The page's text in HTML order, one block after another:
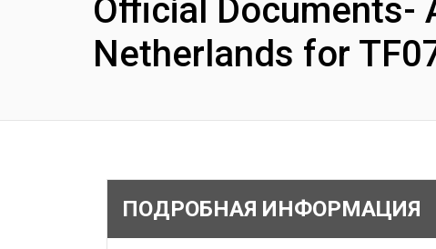
Official Documents-
Netherlands for
ПОДРОБНАЯ ИНФОРМАЦИЯ